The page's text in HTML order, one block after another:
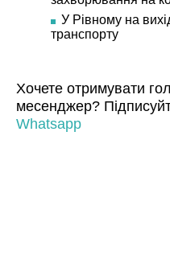
У Рівному на
транспорту
Хочете отримувати
месенджер?
Whatsapp